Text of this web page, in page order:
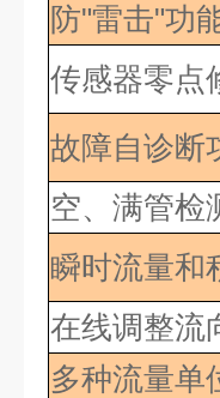
防"雷击"功
传感器零点
故障自诊断
空、满管检
瞬时流量和
在线调整流
多种流量单